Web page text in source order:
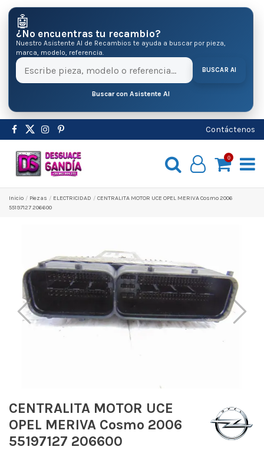
🤖
¿No encuentras tu recambio?
Nuestro Asistente AI de Recambios te ayuda a buscar por pieza,
marca, modelo, referencia.
BUSCAR AI
Buscar con Asistente AI
Contáctenos
0
Inicio Pіezas ELECTRICIDAD
CENTRALITA MOTOR UCE OPEL MERIVA Cosmo 2006
55197127 206600
CENTRALITA MOTOR UCE
OPEL MERIVA Cosmo 2006
55197127 206600